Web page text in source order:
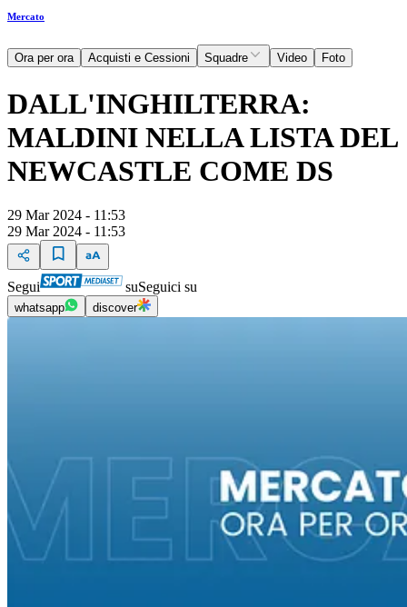
Mercato
Ora per ora Acquisti e Cessioni Squadre Video Foto
DALL'INGHILTERRA:
MALDINI NELLA LISTA DEL
NEWCASTLE COME DS
29 Mar 2024 - 11:53
29 Mar 2024 - 11:53
Segui suSeguici su
whatsapp discover